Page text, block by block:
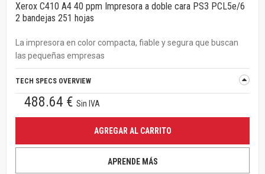
Xerox C410 A4 40 ppm Impresora a doble cara PS3 PCL5e/6
2 bandejas 251 hojas
La impresora en color compacta, fiable y segura que buscan
las pequeñas empresas
TECH SPECS OVERVIEW
488.64 € Sin IVA
AGREGAR AL CARRITO
APRENDE MÁS